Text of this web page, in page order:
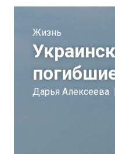
Жизнь
Дарья Алексеева